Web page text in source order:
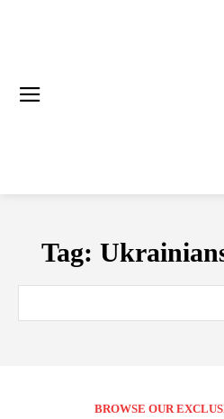
Tag:
BROWSE OUR